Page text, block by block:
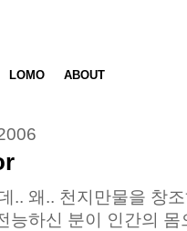
LOMO ABOUT
.. 왜.. 천지만물을 창
능하신 분이 인간의